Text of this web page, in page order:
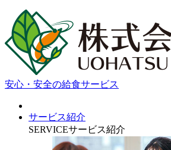
安心・安全の給食サービス
サービス紹介
SERVICEサービス紹介